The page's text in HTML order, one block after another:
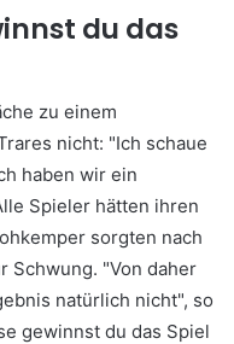
du das
zu einem
nicht: "Ich schaue
haben wir ein
Spieler hätten ihren
sorgten nach
Schwung. "Von daher
natürlich nicht", so
gewinnst du das Spiel